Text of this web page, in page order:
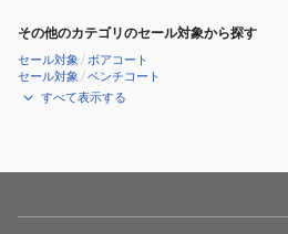
その他のカテゴリのセール対象から探す
セール対象 /ボアコート
セール対象 /ベンチコート
すべて表示する